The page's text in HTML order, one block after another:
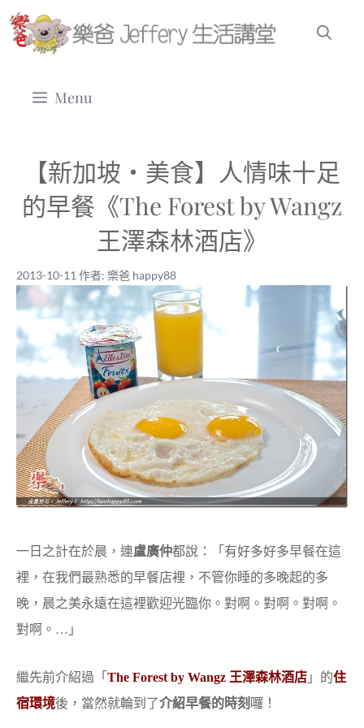
跳
至
Menu
【新加坡‧美食】人情味十足
的早餐《The Forest by Wangz
王澤森林酒店》
2013-10-11 | 樂爸 happy88
2013-10-11 作者: 樂爸 happy88
一日之計在於晨，連盧廣仲都說：「有好多好多早餐在這
裡，在我們最熟悉的早餐店裡，不管你睡的多晚起的多
晚，晨之美永遠在這裡歡迎光臨你。對啊。對啊。對啊。
對啊。…」
繼先前介紹過「 The Forest by Wangz 王澤森林酒店 」的住
宿環境後，當然就輪到了介紹早餐的時刻 囉！